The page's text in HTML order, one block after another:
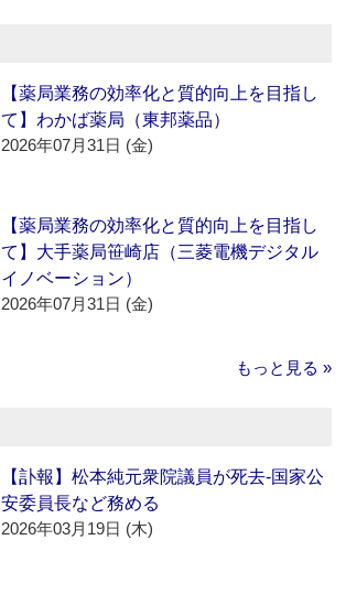
【薬局業務の効率化と質的向上を目指し
て】わかば薬局（東邦薬品）
2026年07月31日 (金)
【薬局業務の効率化と質的向上を目指し
て】大手薬局笹崎店（三菱電機デジタル
イノベーション）
2026年07月31日 (金)
もっと見る »
【訃報】松本純元衆院議員が死去‐国家公
安委員長など務める
2026年03月19日 (木)